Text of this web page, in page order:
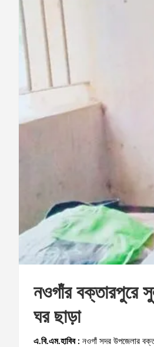
নওগাঁর বক্তারপুরে
ঘর ছাড়া
এ.বি.এম.হাবিব : নওগাঁ সদর উপজেলার